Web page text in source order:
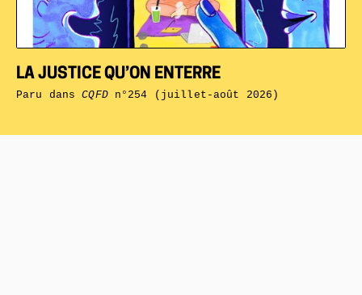
LA JUSTICE QU’ON ENTERRE
Paru dansCQFDn°254 (juillet-août 2026)